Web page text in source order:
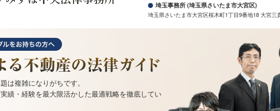
埼玉事務所 (埼玉県さいたま市大宮区)
埼玉県さいたま市大宮区桜木町1丁目9番地18 大宮三
は複雑になりがちです。
績・経験を最大限活かした最適戦略を徹底してい